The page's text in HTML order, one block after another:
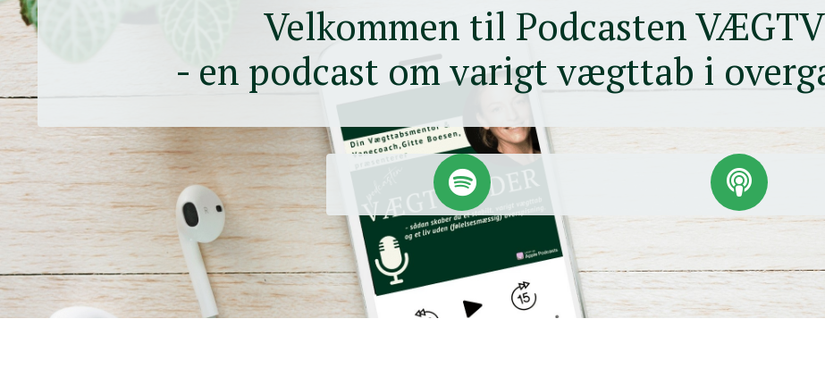
Velkommen til Podcasten
- en podcast om varigt vægttab i